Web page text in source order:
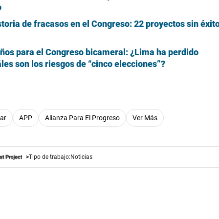
de fracasos en el Congreso: 22 proyectos sin
para el Congreso bicameral: ¿Lima ha perdido
son los riesgos de “cinco elecciones”?
APP Alianza Para El Progreso Ver Más
Tipo de trabajo:Noticias